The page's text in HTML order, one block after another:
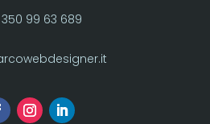
99 63 689